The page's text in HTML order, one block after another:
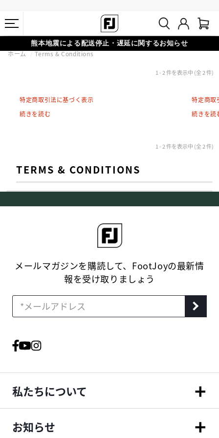
熊本地震による配送停止・遅延に関するお知らせ
#1 SHOE IN GOLF #1 GLOVE IN GOLF
会員特典リニューアル 5,500円（税込）以上で送料無料 非会員様は
ホーム Terms & Conditions
1 - 2 件を表示中 (全 2 件)
特定商取引法に基づく表示
続きを読む
特定商取
続きを読
1 - 2 件を表示中 (全 2 件)
TERMS & CONDITIONS
メールマガジンを購読して、FootJoyの最新情
報を受け取りましょう
私たちについて
お知らせ